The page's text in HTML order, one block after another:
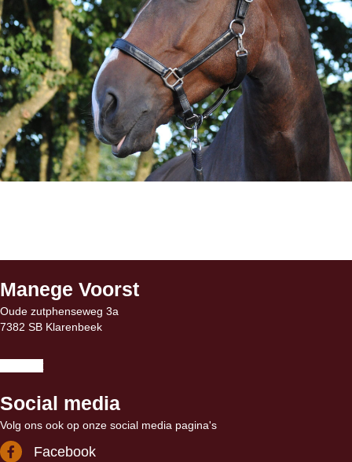
Manege Voorst
Oude zutphenseweg 3a
7382 SB Klarenbeek
Social media
Volg ons ook op onze social media pagina's
Facebook